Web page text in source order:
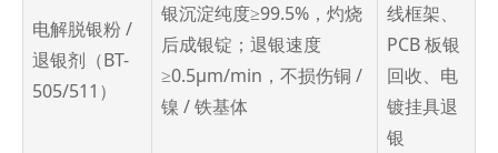
电解脱银粉 /
退银剂（BT-
505/511）
银沉淀纯度≥99.5%，灼烧
后成银锭；退银速度
≥0.5μm/min，不损伤铜 /
镍 / 铁基体
线框架、
PCB 板银
回收、电
镀挂具退
银